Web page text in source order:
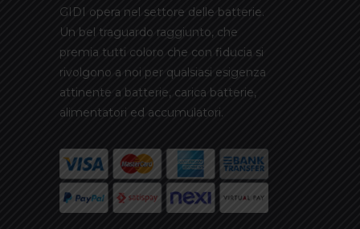
GIDI opera nel settore delle batterie.
Un bel traguardo raggiunto, che
premia tutti coloro che con fiducia si
rivolgono a noi per qualsiasi esigenza
attinente a batterie, carica batterie,
alimentatori ed accumulatori.